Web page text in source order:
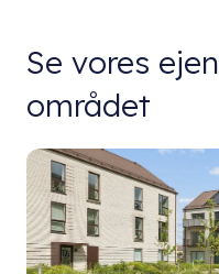
Se vores
området